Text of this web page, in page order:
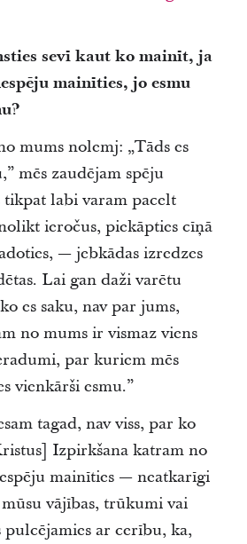
sevī kaut ko mainīt, ja
mainīties, jo esmu
mums nolemj: „Tāds es
mēs zaudējam spēju
labi varam pacelt
ieročus, piekāpties cīņā
— jebkādas izredzes
Lai gan daži varētu
es saku, nav par jums,
no mums ir vismaz viens
par kuriem mēs
vienkārši esmu.”
tagad, nav viss, par ko
Izpirkšana katram no
mainīties — neatkarīgi
vājības, trūkumi vai
pulcējamies ar cerību, ka,